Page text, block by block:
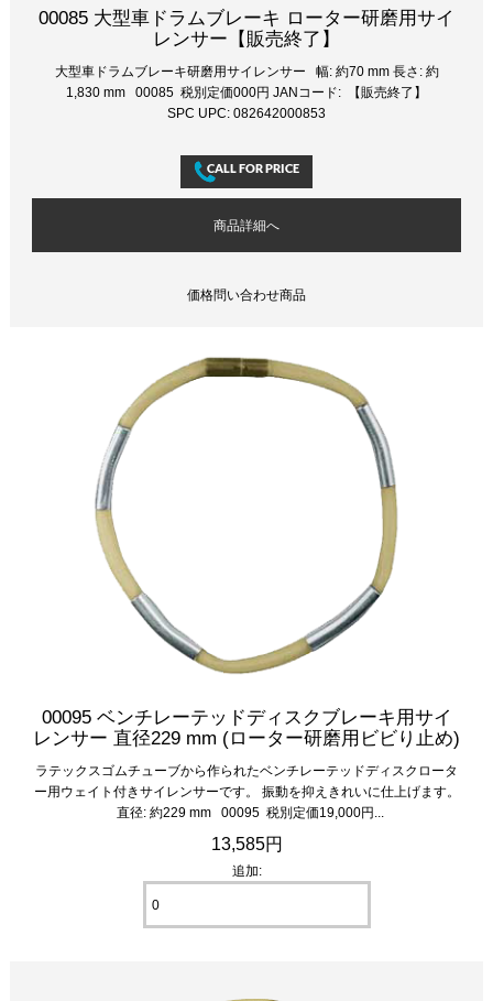
00085 大型車ドラムブレーキ ローター研磨用サイ
レンサー【販売終了】
大型車ドラムブレーキ研磨用サイレンサー 幅: 約70 mm 長さ: 約
1,830 mm 00085 税別定価000円 JANコード: 【販売終了】
SPC UPC: 082642000853
商品詳細へ
価格問い合わせ商品
00095 ベンチレーテッドディスクブレーキ用サイ
レンサー 直径229 mm (ローター研磨用ビビり止め)
ラテックスゴムチューブから作られたベンチレーテッドディスクロータ
ー用ウェイト付きサイレンサーです。 振動を抑えきれいに仕上げます。
直径: 約229 mm 00095 税別定価19,000円...
13,585円
追加: